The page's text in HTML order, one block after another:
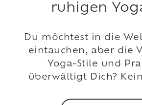
ruhigen
Du möchtest in die
eintauchen, aber die
Yoga-Stile und
überwältigt Dich?